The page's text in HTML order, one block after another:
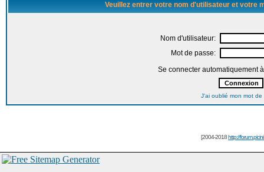
Veuillez entrer votre nom d'utilisateur et votre
Nom d'utilisateur:
Mot de passe:
Se connecter automatiquement
J'ai oublié mon mot de
[2004-2018http://